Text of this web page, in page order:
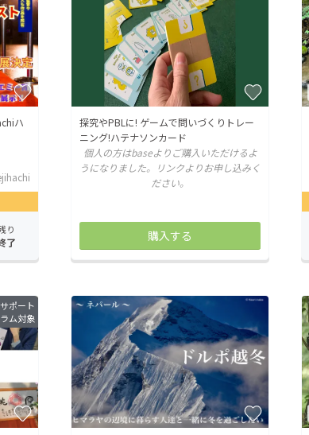
ハ
り
了
探究やPBLに! ゲームで問いづくりトレー
ニング!ハテナソンカード
個人の方はbaseよりご購入いただけるよ
うになりました。リンクよりお申し込みく
ださい。
購入する
ポート
ム対象